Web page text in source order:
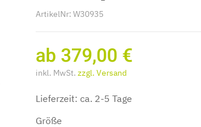
ArtikelNr: W30935
ab 379,00 €
inkl. MwSt. zzgl. Versand
Lieferzeit: ca. 2-5 Tage
Größe